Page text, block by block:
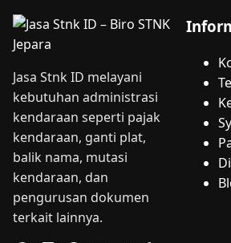
Jasa Stnk ID melayani
kebutuhan administrasi
kendaraan seperti pajak
kendaraan, ganti plat,
balik nama, mutasi
kendaraan, dan
pengurusan dokumen
terkait lainnya.